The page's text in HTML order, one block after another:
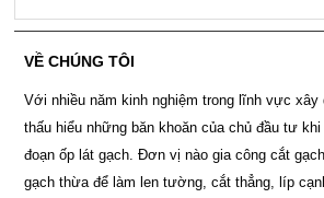
VỀ CHÚNG TÔI
Với nhiều năm kinh nghiệm trong lĩnh vực xây
thấu hiểu những băn khoăn của chủ đầu tư
đoạn ốp lát gạch. Đơn vị nào gia công cắt
gạch thừa để làm len tường, cắt thẳng, líp